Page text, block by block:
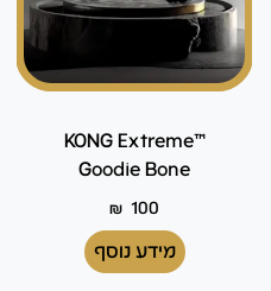
™KONG Extreme
Goodie Bone
₪ 100
מידע נוסף